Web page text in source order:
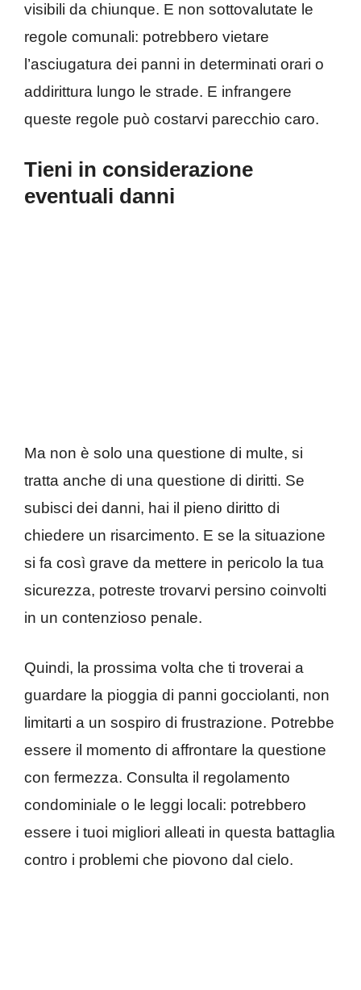
visibili da chiunque. E non sottovalutate le
regole comunali: potrebbero vietare
l’asciugatura dei panni in determinati orari o
addirittura lungo le strade. E infrangere
queste regole può costarvi parecchio caro.
Tieni in considerazione
eventuali danni
Ma non è solo una questione di multe, si
tratta anche di una questione di diritti. Se
subisci dei danni, hai il pieno diritto di
chiedere un risarcimento. E se la situazione
si fa così grave da mettere in pericolo la tua
sicurezza, potreste trovarvi persino coinvolti
in un contenzioso penale.
Quindi, la prossima volta che ti troverai a
guardare la pioggia di panni gocciolanti, non
limitarti a un sospiro di frustrazione. Potrebbe
essere il momento di affrontare la questione
con fermezza. Consulta il regolamento
condominiale o le leggi locali: potrebbero
essere i tuoi migliori alleati in questa battaglia
contro i problemi che piovono dal cielo.